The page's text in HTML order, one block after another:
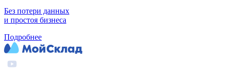
Без потери данных
и простоя бизнеса
Подробнее